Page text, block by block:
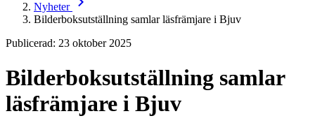
Nyheter
Bilderboksutställning samlar läsfrämjare i Bjuv
Publicerad: 23 oktober 2025
Bilderboksutställning samlar
läsfrämjare i Bjuv